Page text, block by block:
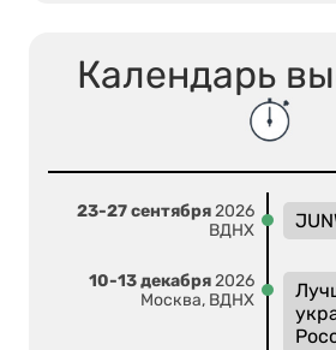
Календарь
23-27 сентября2026
ВДНХ
10-13 декабря2026
Москва, ВДНХ